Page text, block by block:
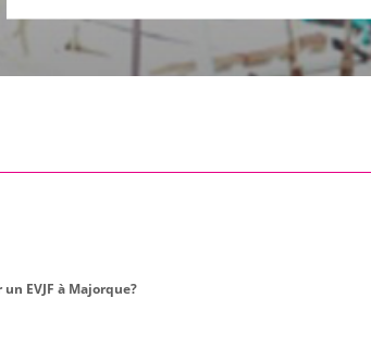
Bateau à 2 étages
Disponibilités: avril (sa, di), mai (me, je,
EVJF à Majorque?